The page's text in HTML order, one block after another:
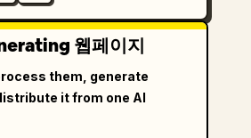
웹페이지
them, generate
it from one AI